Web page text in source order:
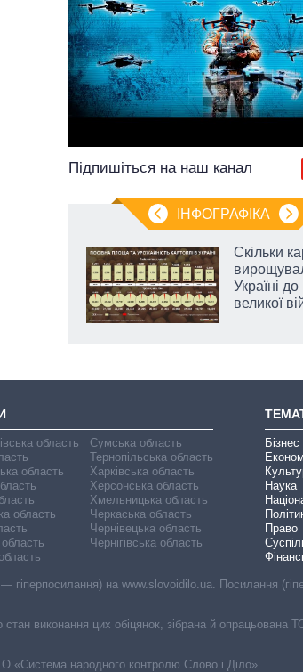
Підпишіться на наш канал
ІНФОГРАФІКА
Скільки
Україні до
великої
область
область
область
Сумська область
Тернопільська область
Харківська область
Херсонська область
Хмельницька область
Черкаська область
Чернівецька область
Чернігівська область
Бізнес
Наука
Право
гіперпосилання) на www.slovoidilo.ua. Посилання
виконання цих обіцянок, зібрана й опрацьована
«Система народного контролю Слово і Діло».